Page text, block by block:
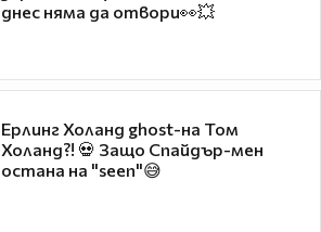
днес няма да отвори👀💥
Ерлинг Холанд ghost-на Том
Холанд?! 💀 Защо Спайдър-мен
остана на "seen"😅